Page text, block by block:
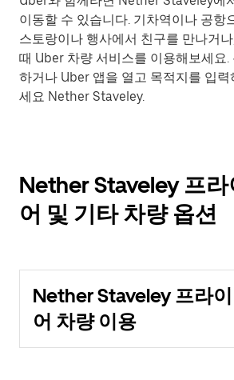
이동할 수 있습니다. 기차역이나 공항
스토랑이나 행사에서 친구를 만나거
때 Uber 차량 서비스를 이용해보세요.
하거나 Uber 앱을 열고 목적지를 입
세요 Nether Staveley.
Nether Staveley 프라
어 및 기타 차량 옵션
Nether Staveley 프라이
어 차량 이용